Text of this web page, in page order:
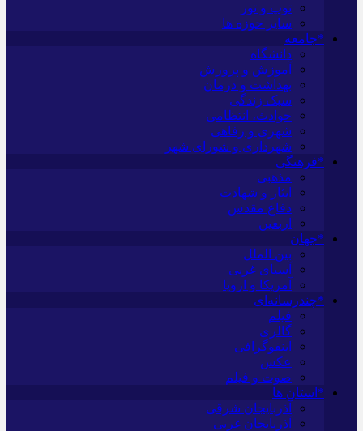
توپ و تور
سایر حوزه ها
*جامعه
دانشگاه
آموزش و پرورش
بهداشت و درمان
سبک زندگی
حوادث، انتظامی
شهری و رفاهی
شهرداری و شورای شهر
*فرهنگی
مذهبی
ایثار و شهادت
دفاع مقدس
اربعین
*جهان
بین الملل
آسیای غربی
آمریکا و اروپا
*چندرسانه‌ای
فیلم
گالری
اینفوگرافی
عکس
صوت و فیلم
*استان ها
آذربایجان شرقی
آذربایجان غربی